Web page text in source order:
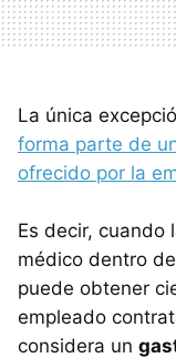
La única
forma parte de
ofrecido por la
Es decir, cuando
médico dentro
puede obtener
empleado
considera un